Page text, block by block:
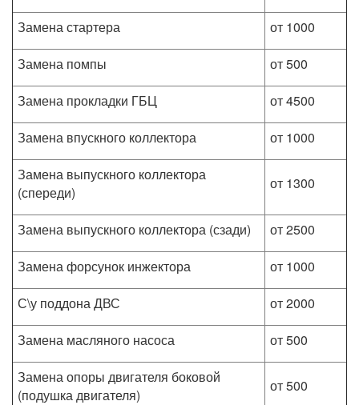
Замена стартера
от 1000
Замена помпы
от 500
Замена прокладки ГБЦ
от 4500
Замена впускного коллектора
от 1000
Замена выпускного коллектора
(спереди)
от 1300
Замена выпускного коллектора (сзади)
от 2500
Замена форсунок инжектора
от 1000
С\у поддона ДВС
от 2000
Замена масляного насоса
от 500
Замена опоры двигателя боковой
(подушка двигателя)
от 500